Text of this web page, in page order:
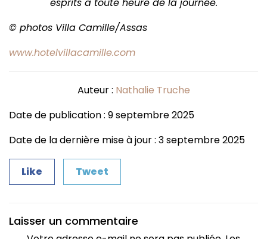
© photos Villa Camille/Assas
www.hotelvillacamille.com
Auteur : Nathalie Truche
Date de publication : 9 septembre 2025
Date de la dernière mise à jour : 3 septembre 2025
Like Tweet
Laisser un commentaire